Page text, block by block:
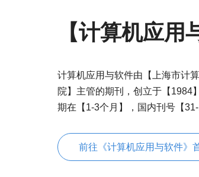
【计算机应用
计算机应用与软件由【上海市计
院】主管的期刊，创立于【1984
期在【1-3个月】，国内刊号【
前往《计算机应用与软件》